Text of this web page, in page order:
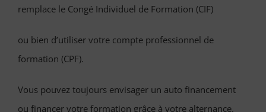
remplace le Congé Individuel de Formation (CIF)
ou bien d’utiliser votre compte professionnel de
formation (CPF).
Vous pouvez toujours envisager un auto financement
ou financer votre formation grâce à votre alternance.